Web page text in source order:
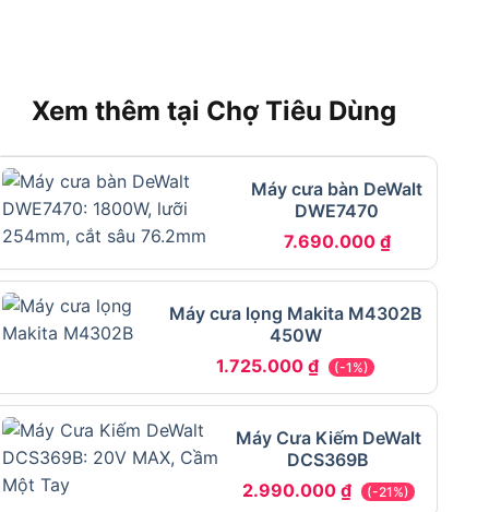
Xem thêm tại Chợ Tiêu Dùng
Máy cưa bàn DeWalt
DWE7470
7.690.000 ₫
Máy cưa lọng Makita M4302B
450W
1.725.000₫ (-1%)
Máy Cưa Kiếm DeWalt
DCS369B
2.990.000 ₫ (-21%)